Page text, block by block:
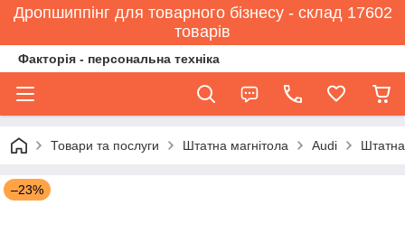
Дропшиппінг для товарного бізнесу - склад 17602
товарів
Факторія - персональна техніка
Товари та послуги Штатна магнітола Audi
–23%